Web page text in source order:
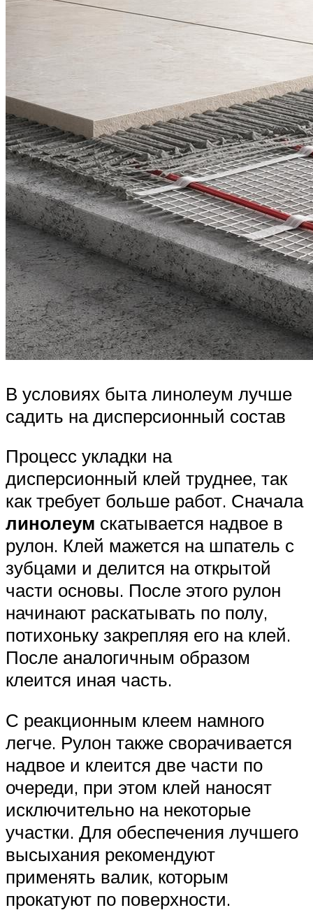
В условиях быта линолеум лучше
садить на дисперсионный состав
Процесс укладки на
дисперсионный клей труднее, так
как требует больше работ. Сначала
линолеум скатывается надвое в
рулон. Клей мажется на шпатель с
зубцами и делится на открытой
части основы. После этого рулон
начинают раскатывать по полу,
потихоньку закрепляя его на клей.
После аналогичным образом
клеится иная часть.
С реакционным клеем намного
легче. Рулон также сворачивается
надвое и клеится две части по
очереди, при этом клей наносят
исключительно на некоторые
участки. Для обеспечения лучшего
высыхания рекомендуют
применять валик, которым
прокатуют по поверхности.